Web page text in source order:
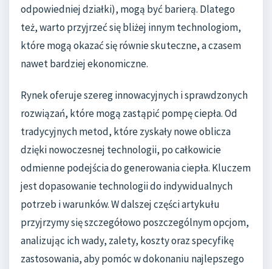
odpowiedniej działki), mogą być barierą. Dlatego
też, warto przyjrzeć się bliżej innym technologiom,
które mogą okazać się równie skuteczne, a czasem
nawet bardziej ekonomiczne.
Rynek oferuje szereg innowacyjnych i sprawdzonych
rozwiązań, które mogą zastąpić pompę ciepła. Od
tradycyjnych metod, które zyskały nowe oblicza
dzięki nowoczesnej technologii, po całkowicie
odmienne podejścia do generowania ciepła. Kluczem
jest dopasowanie technologii do indywidualnych
potrzeb i warunków. W dalszej części artykułu
przyjrzymy się szczegółowo poszczególnym opcjom,
analizując ich wady, zalety, koszty oraz specyfikę
zastosowania, aby pomóc w dokonaniu najlepszego